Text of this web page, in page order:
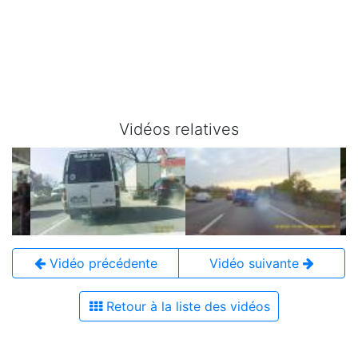
Vidéos relatives
Vidéo précédente Vidéo suivante
Retour à la liste des vidéos